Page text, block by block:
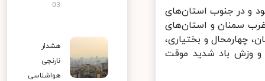
و در جنوب استان‌های
سمنان و استان‌های
چهارمحال و بختیاری،
و وزش باد شدید موقت
03
هشدار
نارنجی
هواشناسی